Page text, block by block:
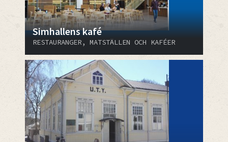
Simhallens kafé
RESTAURANGER, MATSTÄLLEN OCH KAFÉER